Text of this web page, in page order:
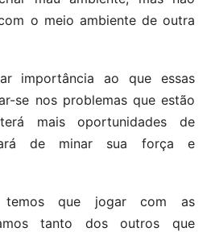
o meio ambiente de outra
importância ao que essas
se nos problemas que estão
mais oportunidades de
de minar sua força e
temos que jogar com as
tanto dos outros que